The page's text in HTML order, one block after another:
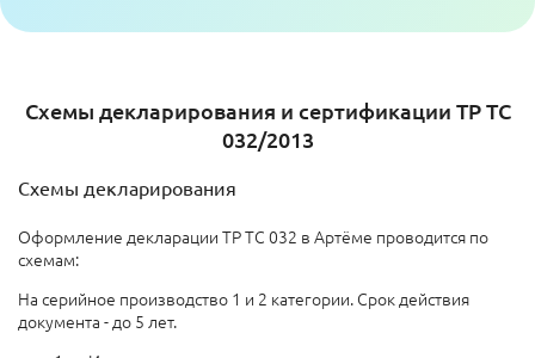
Схемы декларирования и сертификации ТР ТС
032/2013
Схемы декларирования
Оформление декларации ТР ТС 032 в Артёме проводится по
схемам:
На серийное производство 1 и 2 категории. Срок действия
документа - до 5 лет.